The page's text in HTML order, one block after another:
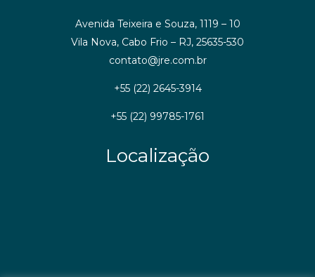
Avenida Teixeira e Souza, 1119 – 10
Vila Nova, Cabo Frio – RJ, 25635-530
contato@jre.com.br
+55 (22) 2645-3914
+55 (22) 99785-1761
Localização